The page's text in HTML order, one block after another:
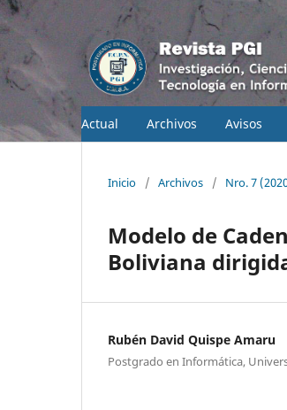
Actual Archivos Avisos
Inicio / Archivos / Nro. 7
Modelo de
Boliviana
Rubén David Quispe Amaru
Postgrado en Informática,